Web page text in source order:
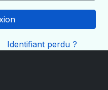
Identifiant perdu ?